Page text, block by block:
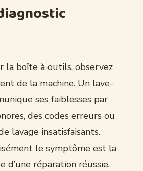
la boîte à outils, observez
de la machine. Un lave-
ses faiblesses par
des codes erreurs ou
lavage insatisfaisants.
le symptôme est la
d’une réparation réussie.